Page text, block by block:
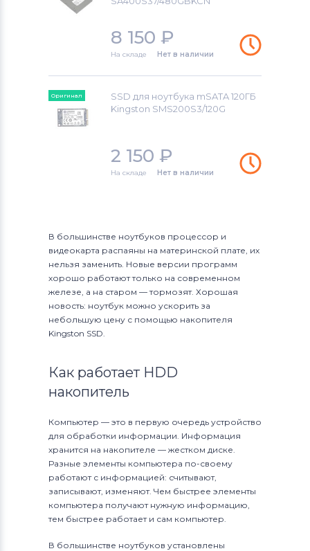
8 150 ₽
На складе Нет в наличии
Оригинал
SSD для ноутбука mSATA 120ГБ
Kingston SMS200S3/120G
2 150 ₽
На складе Нет в наличии
В большинстве ноутбуков процессор и
видеокарта распаяны на материнской плате, их
нельзя заменить. Новые версии программ
хорошо работают только на современном
железе, а на старом — тормозят. Хорошая
новость: ноутбук можно ускорить за
небольшую цену с помощью накопителя
Kingston SSD.
Как работает HDD
накопитель
Компьютер — это в первую очередь устройство
для обработки информации. Информация
хранится на накопителе — жестком диске.
Разные элементы компьютера по-своему
работают с информацией: считывают,
записывают, изменяют. Чем быстрее элементы
компьютера получают нужную информацию,
тем быстрее работает и сам компьютер.
В большинстве ноутбуков установлены